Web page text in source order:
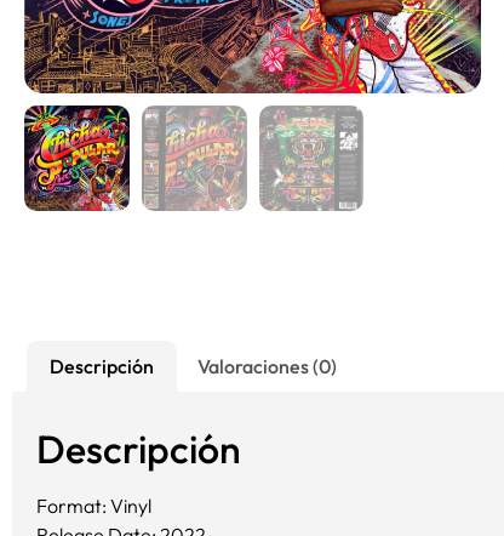
Descripción Valoraciones (0)
Descripción
Format: Vinyl